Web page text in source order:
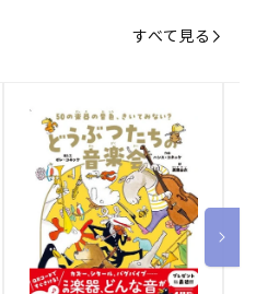
すべて見る